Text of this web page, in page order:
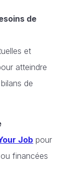
de
et
atteindre
de
Job pour
financées